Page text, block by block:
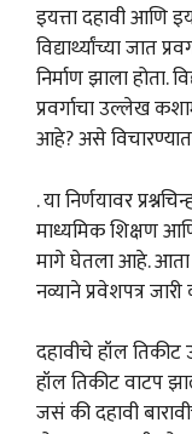
इयत्ता दहावी आणि
विद्यार्थ्यांच्या जात
निर्माण झाला होता.
प्रवर्गाचा उल्लेख
आहे? असे
. या निर्णयावर
माध्यमिक शिक्षण
मागे घेतला आहे. आता
नव्याने प्रवेशपत्र
दहावीचे हॉल तिकीट
हॉल तिकीट वाटप
जसं की दहावी